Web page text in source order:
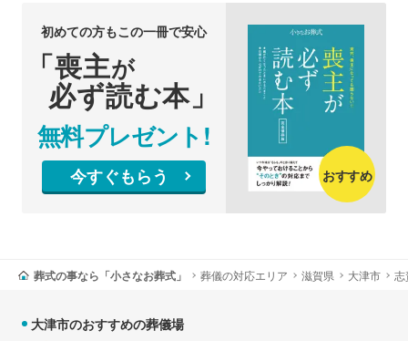
初めての方もこの一冊で安心
「喪主が
必ず読む本」
無料プレゼント!
今すぐもらう おすすめ
葬式の事なら「小さなお葬式」 葬儀の対応エリア 滋賀県 大津市 志
大津市のおすすめの葬儀場